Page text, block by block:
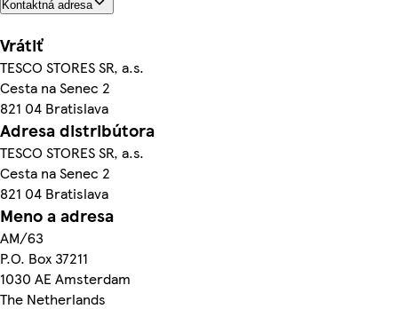
Kontaktná adresa
Vrátiť
TESCO STORES SR, a.s.
Cesta na Senec 2
821 04 Bratislava
Adresa distribútora
TESCO STORES SR, a.s.
Cesta na Senec 2
821 04 Bratislava
Meno a adresa
AM/63
P.O. Box 37211
1030 AE Amsterdam
The Netherlands